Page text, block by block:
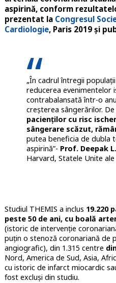
aspirină, conform
prezentat la Congresul
Cardiologie, Paris 2019 și
„În cadrul întregii
reducerea evenimentelor
contrabalansată într-o
creșterea sângerărilor. De
pacienților cu risc
sângerare scăzut,
putea beneficia de dubla
aspirină”- Prof. Deepak
Harvard, Statele Unite ale
Studiul THEMIS a inclus 19.220
peste 50 de ani, cu boală
(istoric de intervenție
puțin o stenoză coronariană de
angiografic), din 1.315 centre
Nord, America de Sud, Asia,
cu istoric de infarct miocardic
fost excluși din studiu.